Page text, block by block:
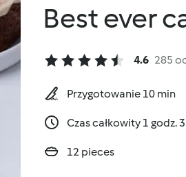
Best ever
4.6 285
Przygotowanie 10 min
Czas całkowity 1 godz.
12 pieces